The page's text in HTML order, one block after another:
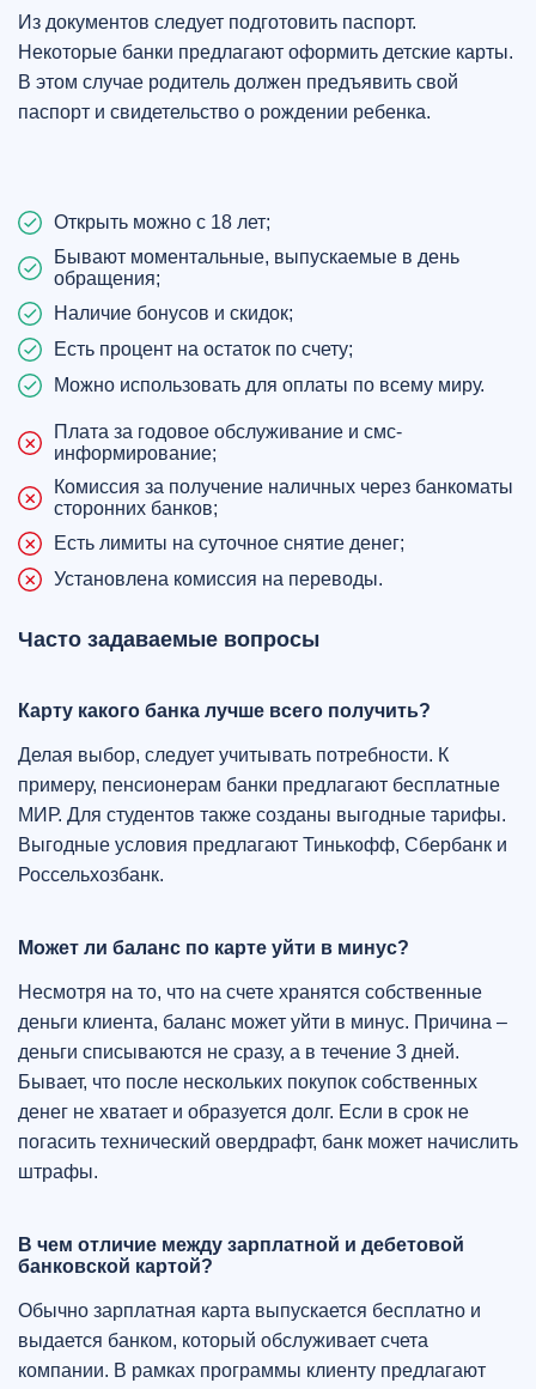
Из документов следует подготовить паспорт.
Некоторые банки предлагают оформить детские карты.
В этом случае родитель должен предъявить свой
паспорт и свидетельство о рождении ребенка.
Открыть можно с 18 лет;
Бывают моментальные, выпускаемые в день
обращения;
Наличие бонусов и скидок;
Есть процент на остаток по счету;
Можно использовать для оплаты по всему миру.
Плата за годовое обслуживание и смс-
информирование;
Комиссия за получение наличных через банкоматы
сторонних банков;
Есть лимиты на суточное снятие денег;
Установлена комиссия на переводы.
Часто задаваемые вопросы
Карту какого банка лучше всего получить?
Делая выбор, следует учитывать потребности. К
примеру, пенсионерам банки предлагают бесплатные
МИР. Для студентов также созданы выгодные тарифы.
Выгодные условия предлагают Тинькофф, Сбербанк и
Россельхозбанк.
Может ли баланс по карте уйти в минус?
Несмотря на то, что на счете хранятся собственные
деньги клиента, баланс может уйти в минус. Причина –
деньги списываются не сразу, а в течение 3 дней.
Бывает, что после нескольких покупок собственных
денег не хватает и образуется долг. Если в срок не
погасить технический овердрафт, банк может начислить
штрафы.
В чем отличие между зарплатной и дебетовой
банковской картой?
Обычно зарплатная карта выпускается бесплатно и
выдается банком, который обслуживает счета
компании. В рамках программы клиенту предлагают